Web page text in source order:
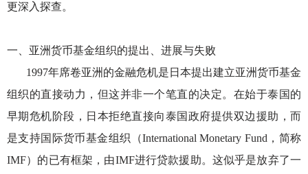
更深入探查。
一、亚洲货币基金组织的提出、进展与失败
1997年席卷亚洲的金融危机是日本提出建立亚洲货币基金
组织的直接动力，但这并非一个笔直的决定。在始于泰国的
早期危机阶段，日本拒绝直接向泰国政府提供双边援助，而
是支持国际货币基金组织（International Monetary Fund，简称
IMF）的已有框架，由IMF进行贷款援助。这似乎是放弃了一